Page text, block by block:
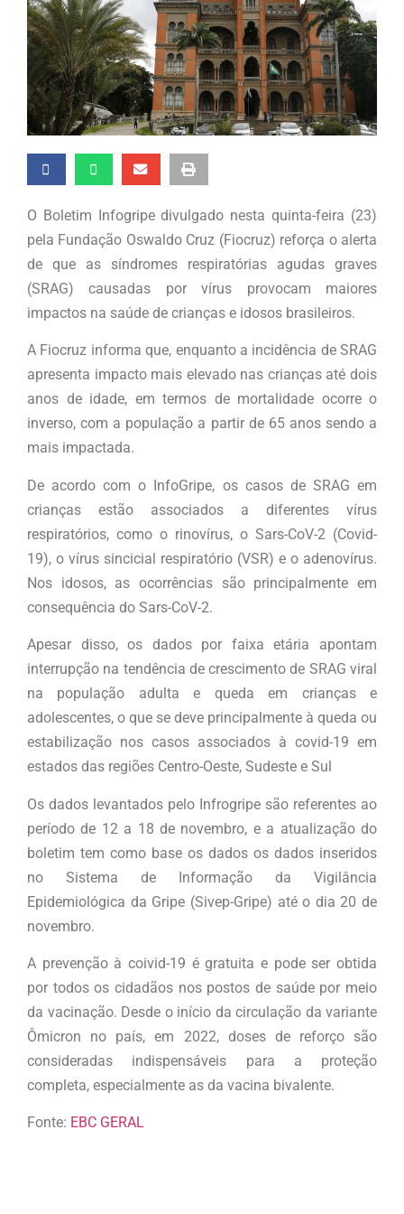
O Boletim Infogripe divulgado nesta quinta-feira (23)
pela Fundação Oswaldo Cruz (Fiocruz) reforça o alerta
de que as síndromes respiratórias agudas graves
(SRAG) causadas por vírus provocam maiores
impactos na saúde de crianças e idosos brasileiros.
A Fiocruz informa que, enquanto a incidência de SRAG
apresenta impacto mais elevado nas crianças até dois
anos de idade, em termos de mortalidade ocorre o
inverso, com a população a partir de 65 anos sendo a
mais impactada.
De acordo com o InfoGripe, os casos de SRAG em
crianças estão associados a diferentes vírus
respiratórios, como o rinovírus, o Sars-CoV-2 (Covid-
19), o vírus sincicial respiratório (VSR) e o adenovírus.
Nos idosos, as ocorrências são principalmente em
consequência do Sars-CoV-2.
Apesar disso, os dados por faixa etária apontam
interrupção na tendência de crescimento de SRAG viral
na população adulta e queda em crianças e
adolescentes, o que se deve principalmente à queda ou
estabilização nos casos associados à covid-19 em
estados das regiões Centro-Oeste, Sudeste e Sul
Os dados levantados pelo Infrogripe são referentes ao
período de 12 a 18 de novembro, e a atualização do
boletim tem como base os dados os dados inseridos
no Sistema de Informação da Vigilância
Epidemiológica da Gripe (Sivep-Gripe) até o dia 20 de
novembro.
A prevenção à coivid-19 é gratuita e pode ser obtida
por todos os cidadãos nos postos de saúde por meio
da vacinação. Desde o início da circulação da variante
Ômicron no país, em 2022, doses de reforço são
consideradas indispensáveis para a proteção
completa, especialmente as da vacina bivalente.
Fonte: EBC GERAL